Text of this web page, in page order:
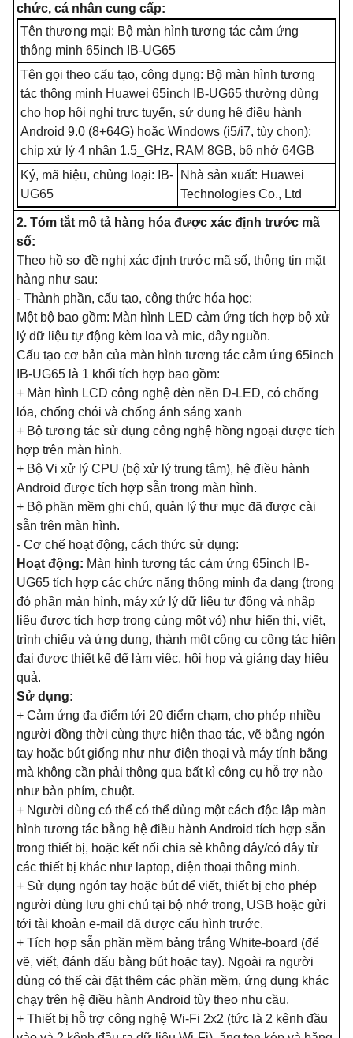
chức, cá nhân cung cấp:
Tên thương mại: Bộ màn hình tương tác cảm ứng
thông minh 65inch IB-UG65
Tên gọi theo cấu tạo, công dụng: Bộ màn hình tương
tác thông minh Huawei 65inch IB-UG65 thường dùng
cho họp hội nghị trực tuyến, sử dụng hệ điều hành
Android 9.0 (8+64G) hoặc Windows (i5/i7, tùy chọn);
chip xử lý 4 nhân 1.5_GHz, RAM 8GB, bộ nhớ 64GB
Ký, mã hiệu, chủng loại: IB-
UG65
Nhà sản xuất: Huawei
Technologies Co., Ltd
2. Tóm tắt mô tả hàng hóa được xác định trước mã
số:
Theo hồ sơ đề nghị xác định trước mã số, thông tin mặt
hàng như sau:
- Thành phần, cấu tạo, công thức hóa học:
Một bộ bao gồm: Màn hình LED cảm ứng tích hợp bộ xử
lý dữ liệu tự động kèm loa và mic, dây nguồn.
Cấu tạo cơ bản của màn hình tương tác cảm ứng 65inch
IB-UG65 là 1 khối tích hợp bao gồm:
+ Màn hình LCD công nghệ đèn nền D-LED, có chống
lóa, chống chói và chống ánh sáng xanh
+ Bộ tương tác sử dụng công nghệ hồng ngoại được tích
hợp trên màn hình.
+ Bộ Vi xử lý CPU (bộ xử lý trung tâm), hệ điều hành
Android được tích hợp sẵn trong màn hình.
+ Bộ phần mềm ghi chú, quản lý thư mục đã được cài
sẵn trên màn hình.
- Cơ chế hoạt động, cách thức sử dụng:
Hoạt động: Màn hình tương tác cảm ứng 65inch IB-
UG65 tích hợp các chức năng thông minh đa dạng (trong
đó phần màn hình, máy xử lý dữ liệu tự động và nhập
liệu được tích hợp trong cùng một vỏ) như hiển thị, viết,
trình chiếu và ứng dụng, thành một công cụ cộng tác hiện
đại được thiết kế để làm việc, hội họp và giảng dạy hiệu
quả.
Sử dụng:
+ Cảm ứng đa điểm tới 20 điểm chạm, cho phép nhiều
người đồng thời cùng thực hiện thao tác, vẽ bằng ngón
tay hoặc bút giống như như điện thoại và máy tính bằng
mà không cần phải thông qua bất kì công cụ hỗ trợ nào
như bàn phím, chuột.
+ Người dùng có thể có thể dùng một cách độc lập màn
hình tương tác bằng hệ điều hành Android tích hợp sẵn
trong thiết bị, hoặc kết nối chia sẻ không dây/có dây từ
các thiết bị khác như laptop, điện thoại thông minh.
+ Sử dụng ngón tay hoặc bút để viết, thiết bị cho phép
người dùng lưu ghi chú tại bộ nhớ trong, USB hoặc gửi
tới tài khoản e-mail đã được cấu hình trước.
+ Tích hợp sẵn phần mềm bảng trắng White-board (để
vẽ, viết, đánh dấu bằng bút hoặc tay). Ngoài ra người
dùng có thể cài đặt thêm các phần mềm, ứng dụng khác
chạy trên hệ điều hành Android tùy theo nhu cầu.
+ Thiết bị hỗ trợ công nghệ Wi-Fi 2x2 (tức là 2 kênh đầu